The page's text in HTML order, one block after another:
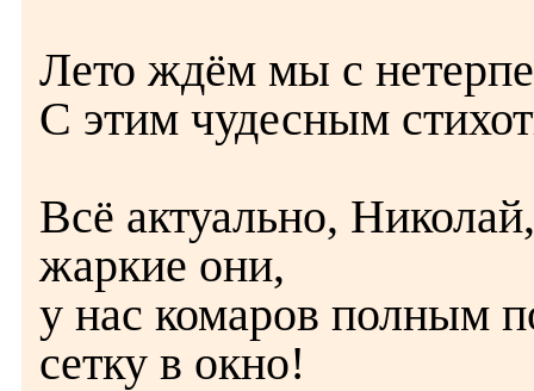
Лето ждём мы с
С этим чудесным
Всё актуально,
жаркие они,
у нас комаров полным
сетку в окно!